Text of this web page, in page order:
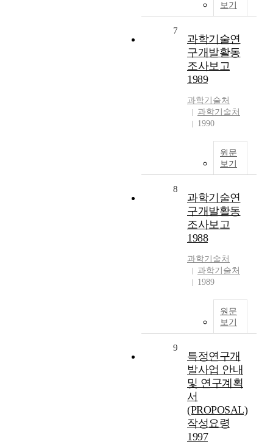
보기
7
과학기술연
구개발활동
조사보고
1989
과학기술처
과학기술처
1990
원문
보기
8
과학기술연
구개발활동
조사보고
1988
과학기술처
과학기술처
1989
원문
보기
9
특정연구개
발사업 안내
및 연구계획
서
(PROPOSAL)
작성요령
1997